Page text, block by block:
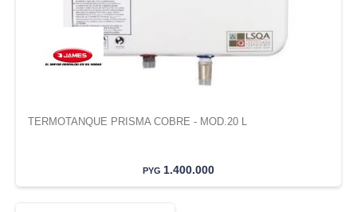
TERMOTANQUE PRISMA COBRE - MOD.20 L
PYG 1.400.000